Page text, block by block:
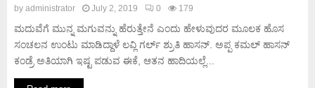
by administrator July 2, 2019 0 179
ಮದುವೆಗೆ ಮುನ್ನ ಮಗುವನ್ನು ಹೆರುತ್ತೇನೆ ಎಂದು ಹೇಳುವುದರ ಮೂಲಕ ಹೊಸ
ಸಂಚಲನ ಉಂಟು ಮಾಡಿದ್ದಾಳೆ ಲವ್ಲಿ ಗರ್ಲ್ ಶ್ರುತಿ ಹಾಸನ್. ಅಪ್ಪ ಕಮಲ್ ಹಾಸನ್
ಕಂಡ್ರೆ ಅತಿಯಾಗಿ ಇಷ್ಟ ಪಡುವ ಈಕೆ, ಆತನ ಹಾದಿಯಲ್ಲೆ...